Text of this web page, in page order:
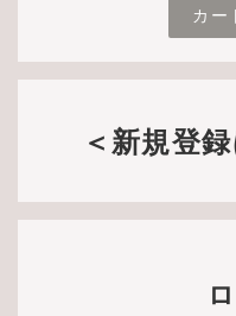
カー
＜新規登